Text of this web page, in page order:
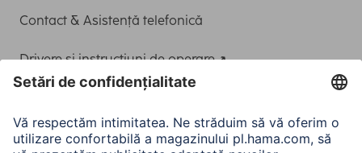
Contact & Asistență telefonică
Drivere și instrucțiuni de operare
A.N.P.C.